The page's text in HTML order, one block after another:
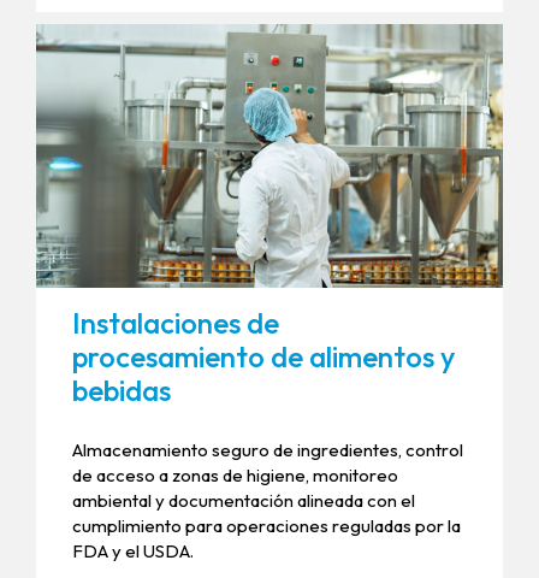
Instalaciones de
procesamiento de alimentos y
bebidas
Almacenamiento seguro de ingredientes, control
de acceso a zonas de higiene, monitoreo
ambiental y documentación alineada con el
cumplimiento para operaciones reguladas por la
FDA y el USDA.